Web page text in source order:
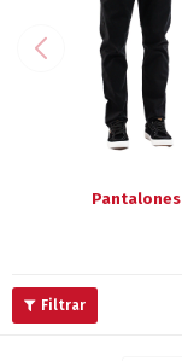
Pantalones